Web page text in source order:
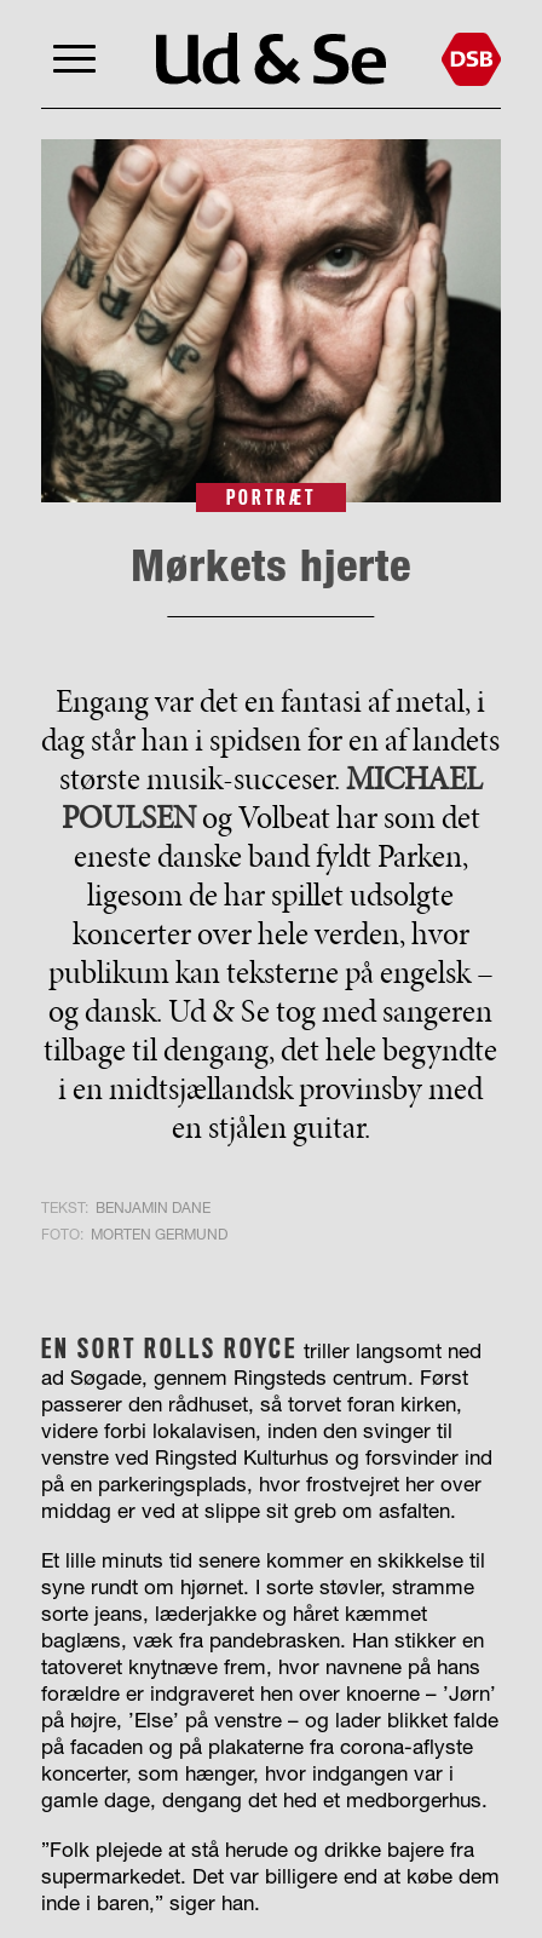
PORTRÆT
Mørkets hjerte
Engang var det en fantasi af metal, i
dag står han i spidsen for en af landets
største musik-succeser.MICHAEL
POULSENog Volbeat har som det
eneste danske band fyldt Parken,
ligesom de har spillet udsolgte
koncerter over hele verden, hvor
publikum kan teksterne på engelsk –
og dansk. Ud & Se tog med sangeren
tilbage til dengang, det hele begyndte
i en midtsjællandsk provinsby med
en stjålen guitar.
TEKST: BENJAMIN DANE
FOTO: MORTEN GERMUND
EN SORT ROLLS ROYCE triller langsomt ned
ad Søgade, gennem Ringsteds centrum. Først
passerer den rådhuset, så torvet foran kirken,
videre forbi lokalavisen, inden den svinger til
venstre ved Ringsted Kulturhus og forsvinder ind
på en parkeringsplads, hvor frostvejret her over
middag er ved at slippe sit greb om asfalten.
Et lille minuts tid senere kommer en skikkelse til
syne rundt om hjørnet. I sorte støvler, stramme
sorte jeans, læderjakke og håret kæmmet
baglæns, væk fra pandebrasken. Han stikker en
tatoveret knytnæve frem, hvor navnene på hans
forældre er indgraveret hen over knoerne – ’Jørn’
på højre, ’Else’ på venstre – og lader blikket falde
på facaden og på plakaterne fra corona-aflyste
koncerter, som hænger, hvor indgangen var i
gamle dage, dengang det hed et medborgerhus.
”Folk plejede at stå herude og drikke bajere fra
supermarkedet. Det var billigere end at købe dem
inde i baren,” siger han.